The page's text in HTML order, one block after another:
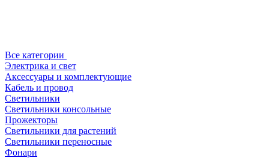
Все категории
Электрика и свет
Аксессуары и комплектующие
Кабель и провод
Светильники
Светильники консольные
Прожекторы
Светильники для растений
Светильники переносные
Фонари